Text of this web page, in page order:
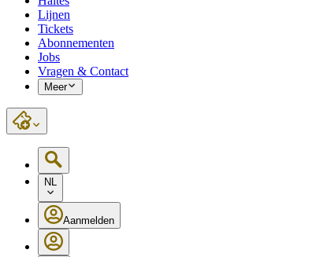
Lijnen
Tickets
Abonnementen
Jobs
Vragen & Contact
Meer
NL
Aanmelden